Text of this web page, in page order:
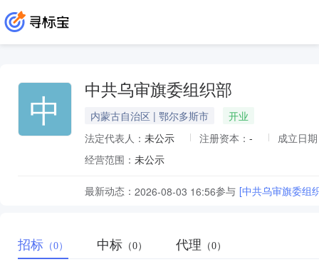
中 中共乌审旗委组织部
内蒙古自治区 | 鄂尔多斯市
开业
法定代表人： 未公示 注册资本： -
成立日
经营范围： 未公示
最新动态： 2026-08-03 16:56参与 [中共乌审旗委组
招标 （0） 中标 （0） 代理 （0）